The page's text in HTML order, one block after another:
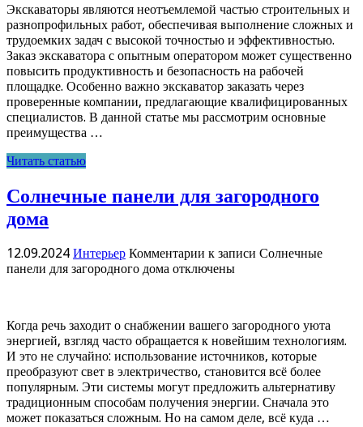
Экскаваторы являются неотъемлемой частью строительных и
разнопрофильных работ, обеспечивая выполнение сложных и
трудоемких задач с высокой точностью и эффективностью.
Заказ экскаватора с опытным оператором может существенно
повысить продуктивность и безопасность на рабочей
площадке. Особенно важно экскаватор заказать через
проверенные компании, предлагающие квалифицированных
специалистов. В данной статье мы рассмотрим основные
преимущества …
Читать статью
Солнечные панели для загородного
дома
12.09.2024 Интерьер Комментарии к записи Солнечные
панели для загородного дома отключены
Когда речь заходит о снабжении вашего загородного уюта
энергией, взгляд часто обращается к новейшим технологиям.
И это не случайно: использование источников, которые
преобразуют свет в электричество, становится всё более
популярным. Эти системы могут предложить альтернативу
традиционным способам получения энергии. Сначала это
может показаться сложным. Но на самом деле, всё куда …